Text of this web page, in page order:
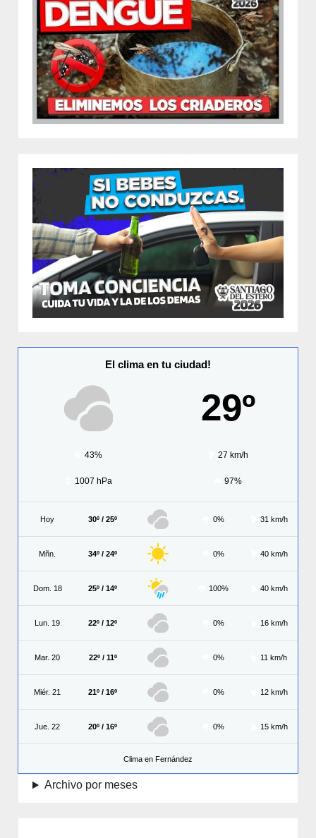
El clima en tu ciudad!
29º
43% 27 km/h
1007 hPa 97%
Hoy 30º / 25º 0% 31 km/h
Mñn. 34º / 24º 0% 40 km/h
Dom. 18 25º / 14º 100% 40 km/h
Lun. 19 22º / 12º 0% 16 km/h
Mar. 20 22º / 11º 0% 11 km/h
Miér. 21 21º / 16º 0% 12 km/h
Jue. 22 20º / 16º 0% 15 km/h
Clima en Fernández
Archivo por meses